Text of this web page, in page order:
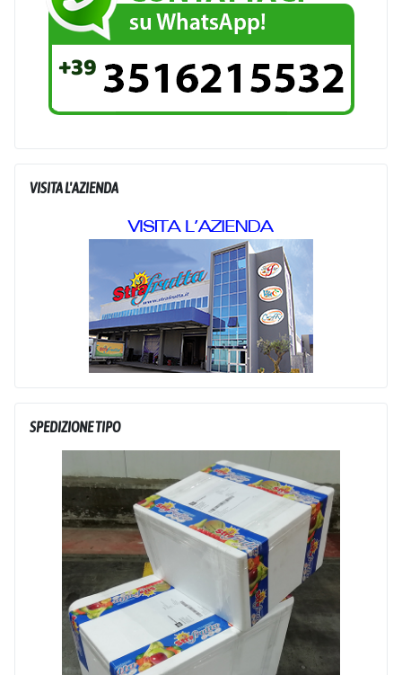
VISITA L'AZIENDA
SPEDIZIONE TIPO